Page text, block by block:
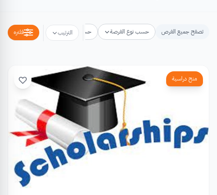
الخبرات وبناء القدرات.
تصفح جميع الفرص حسب نوع الفرصة حسب مكان الفرصة حسب الترتيب فلتره
منح دراسية